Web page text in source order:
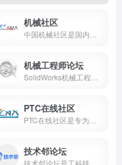
机械社区
机械工程师论坛
PTC在线社区
技术邻论坛